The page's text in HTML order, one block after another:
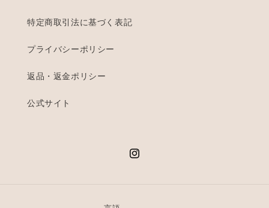
特定商取引法に基づく表記
プライバシーポリシー
返品・返金ポリシー
公式サイト
Instagram